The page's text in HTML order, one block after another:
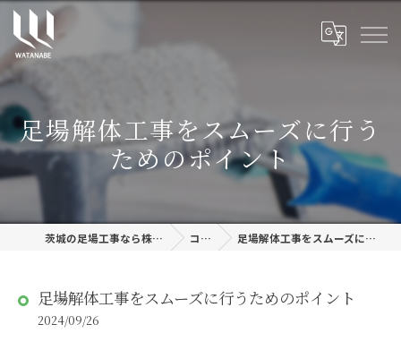
足場解体工事をスムーズに行う
ためのポイント
茨城の足場工事なら株式会社渡邊建設 コラム 足場解体工事をスムーズに行うためのポイント
足場解体工事をスムーズに行うためのポイント
2024/09/26